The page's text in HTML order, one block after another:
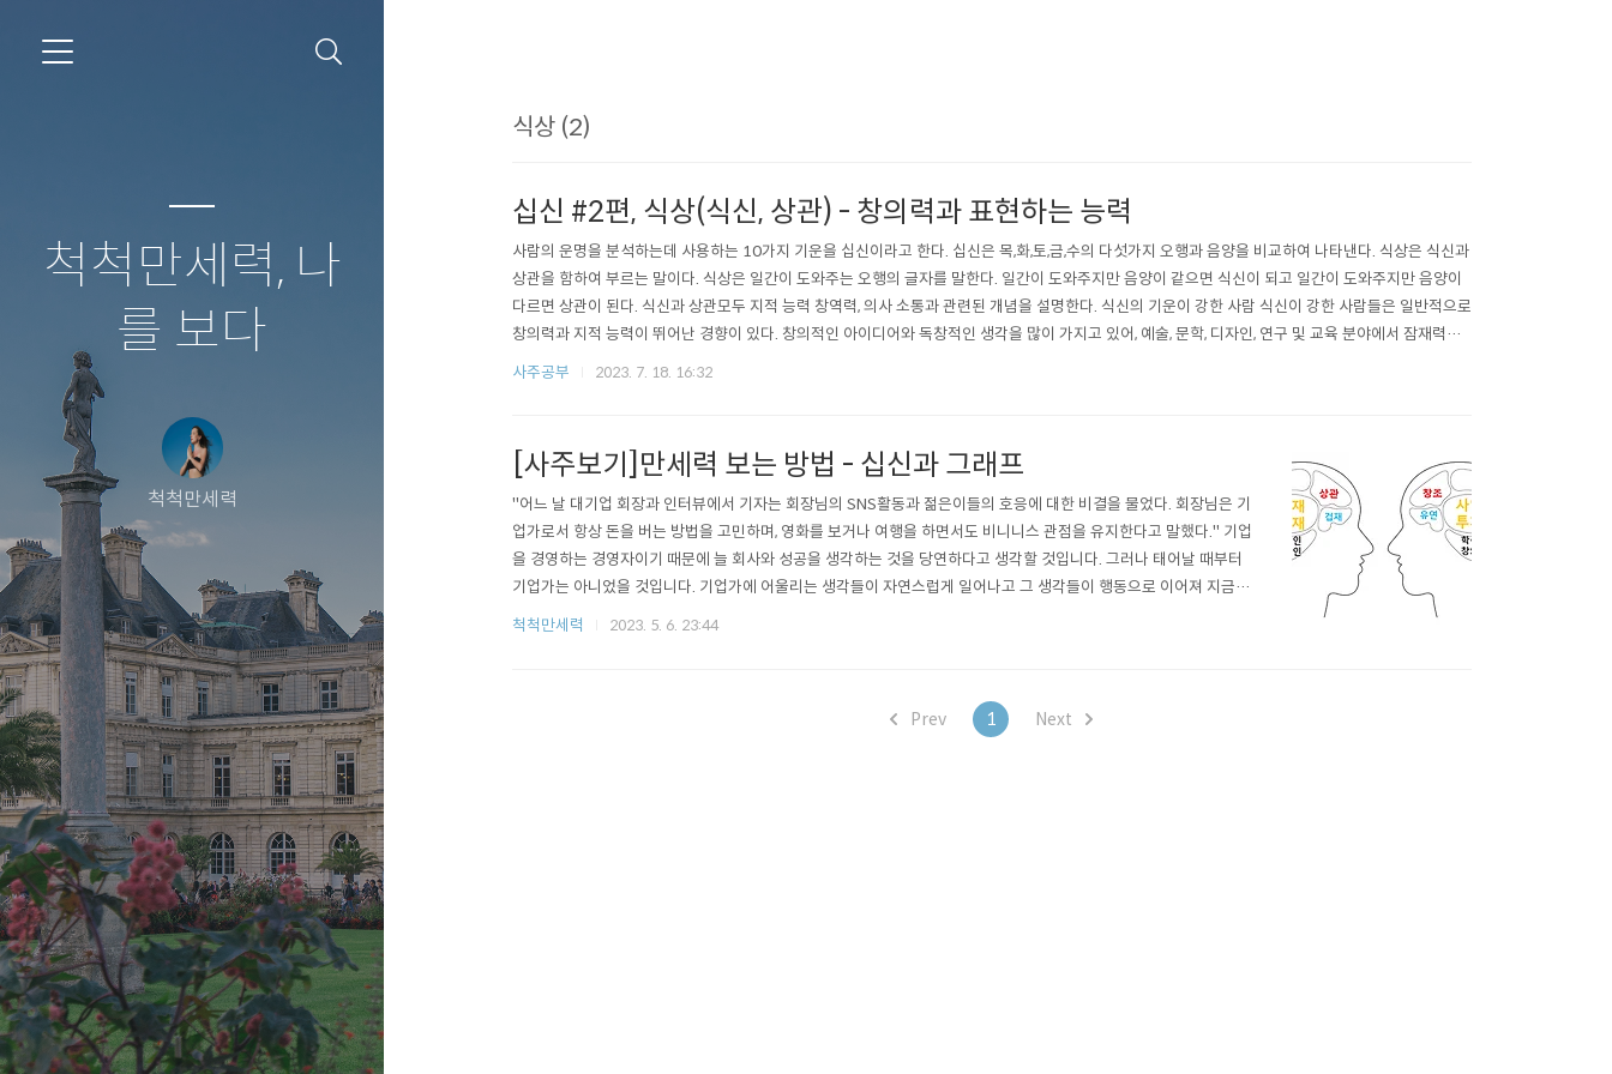
척척만세력, 나
를 보다
척척만세력
식상 (2)
십신 #2편, 식상(식신, 상관) - 창의력과 표현하는 능력
사람의 운명을 분석하는데 사용하는 10가지 기운을 십신이라고 한다. 십신은 목,화,토,금,수의 다섯가지 오행과 음양을 비교하여 나타낸다. 식상은 식신과
상관을 함하여 부르는 말이다. 식상은 일간이 도와주는 오행의 글자를 말한다. 일간이 도와주지만 음양이 같으면 식신이 되고 일간이 도와주지만 음양이
다르면 상관이 된다. 식신과 상관모두 지적 능력 창역력, 의사 소통과 관련된 개념을 설명한다. 식신의 기운이 강한 사람 식신이 강한 사람들은 일반적으로
창의력과 지적 능력이 뛰어난 경향이 있다. 창의적인 아이디어와 독창적인 생각을 많이 가지고 있어, 예술, 문학, 디자인, 연구 및 교육 분야에서 잠재력을
발휘할 수 있다. 식상이 강한 사람은 주변 사람들과의 소통 능력이 좋아, 협동을 통해 업무와 프로젝트를 성공..
사주공부 2023. 7. 18. 16:32
[사주보기]만세력 보는 방법 - 십신과 그래프
"어느 날 대기업 회장과 인터뷰에서 기자는 회장님의 SNS활동과 젊은이들의 호응에 대한 비결을 물었다. 회장님은 기
업가로서 항상 돈을 버는 방법을 고민하며, 영화를 보거나 여행을 하면서도 비니니스 관점을 유지한다고 말했다." 기업
을 경영하는 경영자이기 때문에 늘 회사와 성공을 생각하는 것을 당연하다고 생각할 것입니다. 그러나 태어날 때부터
기업가는 아니었을 것입니다. 기업가에 어울리는 생각들이 자연스럽게 일어나고 그 생각들이 행동으로 이어져 지금의
기업가라는 직업으로 이끌었다고 생각합니다. 사람들의 타고난 생각의 특징은 십신으로 이해할 수 있습니다. 머릿속이
척척만세력 2023. 5. 6. 23:44
Prev 1 Next